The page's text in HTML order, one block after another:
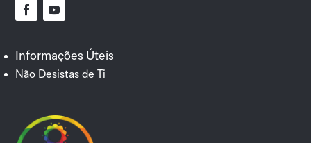
Informações Úteis
Não Desistas de Ti